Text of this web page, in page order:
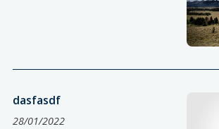
dasfasdf
28/01/2022